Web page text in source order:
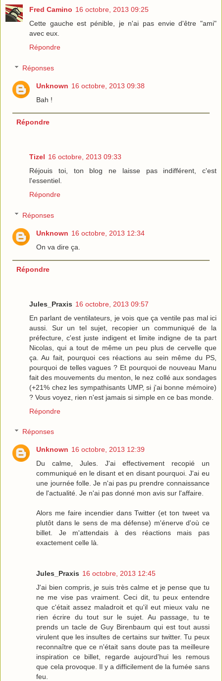
Fred Camino 16 octobre, 2013 09:25
Cette gauche est pénible, je n'ai pas envie d'être "ami"
avec eux.
Répondre
Réponses
Unknown 16 octobre, 2013 09:38
Bah !
Répondre
Tizel 16 octobre, 2013 09:33
Réjouis toi, ton blog ne laisse pas indifférent, c'est
l'essentiel.
Répondre
Réponses
Unknown 16 octobre, 2013 12:34
On va dire ça.
Répondre
Jules_Praxis 16 octobre, 2013 09:57
En parlant de ventilateurs, je vois que ça ventile pas mal ici
aussi. Sur un tel sujet, recopier un communiqué de la
préfecture, c'est juste indigent et limite indigne de ta part
Nicolas, qui a tout de même un peu plus de cervelle que
ça. Au fait, pourquoi ces réactions au sein même du PS,
pourquoi de telles vagues ? Et pourquoi de nouveau Manu
fait des mouvements du menton, le nez collé aux sondages
(+21% chez les sympathisants UMP, si j'ai bonne mémoire)
? Vous voyez, rien n'est jamais si simple en ce bas monde.
Répondre
Réponses
Unknown 16 octobre, 2013 12:39
Du calme, Jules. J'ai effectivement recopié un
communiqué en le disant et en disant pourquoi. J'ai eu
une journée folle. Je n'ai pas pu prendre connaissance
de l'actualité. Je n'ai pas donné mon avis sur l'affaire.
Alors me faire incendier dans Twitter (et ton tweet va
plutôt dans le sens de ma défense) m'énerve d'où ce
billet. Je m'attendais à des réactions mais pas
exactement celle là.
Jules_Praxis 16 octobre, 2013 12:45
J'ai bien compris, je suis très calme et je pense que tu
ne me vise pas vraiment. Ceci dit, tu peux entendre
que c'était assez maladroit et qu'il eut mieux valu ne
rien écrire du tout sur le sujet. Au passage, tu te
prends un tacle de Guy Birenbaum qui est tout aussi
virulent que les insultes de certains sur twitter. Tu peux
reconnaître que ce n'était sans doute pas ta meilleure
inspiration ce billet, regarde aujourd'hui les remous
que cela provoque. Il y a difficilement de la fumée sans
feu.